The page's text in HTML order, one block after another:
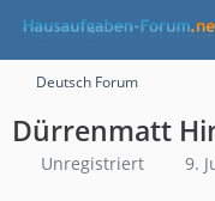
Deutsch Forum
Dürrenmatt
Unregistriert 9.